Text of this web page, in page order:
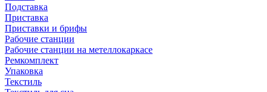
Подставка
Приставка
Приставки и брифы
Рабочие станции
Рабочие станции на метеллокаркасе
Ремкомплект
Упаковка
Текстиль